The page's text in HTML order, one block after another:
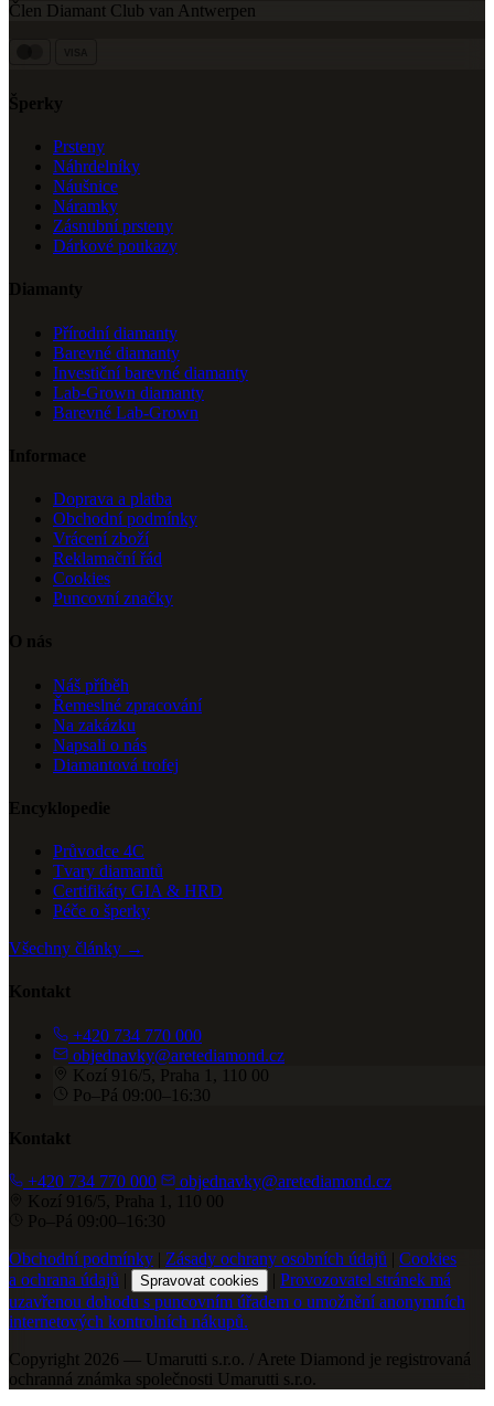
Člen Diamant Club van Antwerpen
Šperky
Prsteny
Náhrdelníky
Náušnice
Náramky
Zásnubní prsteny
Dárkové poukazy
Diamanty
Přírodní diamanty
Barevné diamanty
Investiční barevné diamanty
Lab-Grown diamanty
Barevné Lab-Grown
Informace
Doprava a platba
Obchodní podmínky
Vrácení zboží
Reklamační řád
Cookies
Puncovní značky
O nás
Náš příběh
Řemeslné zpracování
Na zakázku
Napsali o nás
Diamantová trofej
Encyklopedie
Průvodce 4C
Tvary diamantů
Certifikáty GIA & HRD
Péče o šperky
Všechny články →
Kontakt
+420 734 770 000
objednavky@aretediamond.cz
Kozí 916/5, Praha 1, 110 00
Po–Pá 09:00–16:30
Kontakt
+420 734 770 000
objednavky@aretediamond.cz
Kozí 916/5, Praha 1, 110 00
Po–Pá 09:00–16:30
Obchodní podmínky | Zásady ochrany osobních údajů | Cookies
a ochrana údajů | Spravovat cookies | Provozovatel stránek má
uzavřenou dohodu s puncovním úřadem o umožnění anonymních
internetových kontrolních nákupů.
Copyright 2026 — Umarutti s.r.o. / Arete Diamond je registrovaná
ochranná známka společnosti Umarutti s.r.o.